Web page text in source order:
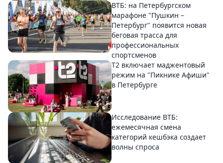
ВТБ: на Петербургском
марафоне "Пушкин –
Петербург" появится новая
беговая трасса для
профессиональных
спортсменов
Т2 включает маджентовый
режим на "Пикнике Афиши"
в Петербурге
Исследование ВТБ:
ежемесячная смена
категорий кешбэка создает
волны спроса